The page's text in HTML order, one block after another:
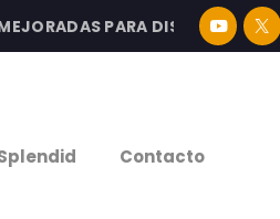
PARA DISFRUTAR LA
Contacto